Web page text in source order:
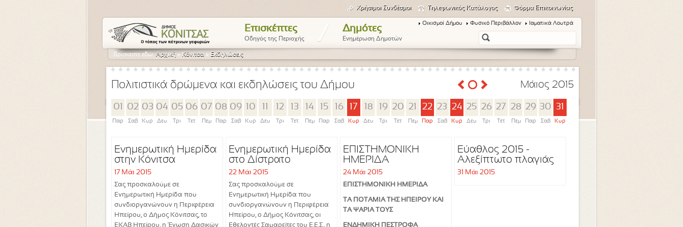
Χρήσιμοι Συνδέσμοι Τηλεφωνικός Κατάλογος Φόρμα Επικοινωνίας
Επισκέπτες
Οδηγός της Περιοχής / Δημότες
Ενημέρωση Δημοτών
Οικισμοί Δήμου Φυσικό Περιβάλλον Ιαματικά Λουτρά
Βρίσκεστε εδώ:Αρχική » Κόνιτσα » Εκδηλώσεις
Πολιτιστικά δρώμενα και εκδηλώσεις του Δήμου Μάιος 2015
01
Παρ
02
Σαβ
03
Κυρ
04
Δευ
05
Τρι
06
Τετ
07
Πεμ
08
Παρ
09
Σαβ
10
Κυρ Δευ
12
Τρι
13
Τετ
14
Πεμ
15
Παρ
16
Σαβ
17
Κυρ
18
Δευ
19
Τρι
20
Τετ
21
Πεμ
22
Παρ
23
Σαβ
24
Κυρ
25
Δευ
26
Τρι
27
Τετ
28
Πεμ
29
Παρ
30
Σαβ
31
Κυρ
Ενημερωτική Ημερίδα
στην Κόνιτσα
17 Μάι 2015
Σας προσκαλούμε σε
Ενημερωτική Ημερίδα που
συνδιοργανώνουν η Περιφέρεια
Ηπείρου, ο Δήμος Κόνιτσας, το
ΕΚΑΒ Ηπείρου, η Ένωση Δασικών
Ενημερωτική Ημερίδα
στο Δίστρατο
22 Μάι 2015
Σας προσκαλούμε σε
Ενημερωτική Ημερίδα που
συνδιοργανώνουν η Περιφέρεια
Ηπείρου, ο Δήμος Κόνιτσας, οι
Εθελοντές Σαμαρείτες του Ε.Ε.Σ., η
ΕΠΙΣΤΗΜΟΝΙΚΗ
ΗΜΕΡΙΔΑ
24 Μάι 2015
ΕΠΙΣΤΗΜΟΝΙΚΗ ΗΜΕΡΙΔΑ
ΤΑ ΠΟΤΑΜΙΑ ΤΗΣ ΗΠΕΙΡΟΥ ΚΑΙ
ΤΑ ΨΑΡΙΑ ΤΟΥΣ
ΕΝΔΗΜΙΚΗ ΠΕΣΤΡΟΦΑ
Εύαθλος 2015 -
Αλεξίπτωτο πλαγιάς
31 Μάι 2015